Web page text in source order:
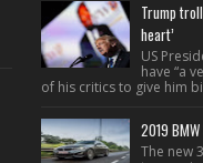
Trump
heart’
US
have “a
of his critics to give him
2019
The new